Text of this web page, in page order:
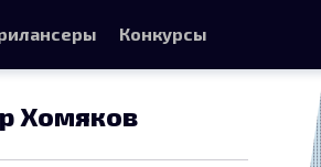
Хомяков
Конкурсы